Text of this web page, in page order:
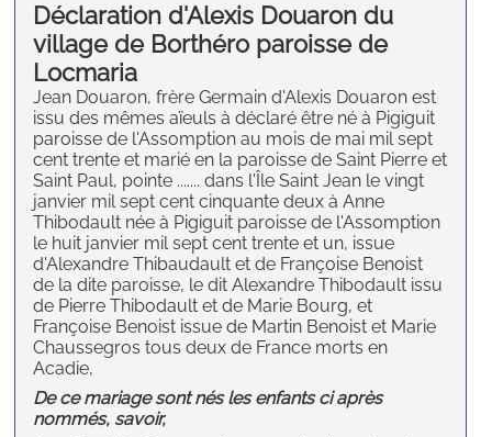
Déclaration d'Alexis Douaron du
village de Borthéro paroisse de
Locmaria
Jean Douaron, frère Germain d'Alexis Douaron est
issu des mêmes aïeuls à déclaré être né à Pigiguit
paroisse de l'Assomption au mois de mai mil sept
cent trente et marié en la paroisse de Saint Pierre et
Saint Paul, pointe ....... dans l'Île Saint Jean le vingt
janvier mil sept cent cinquante deux à Anne
Thibodault née à Pigiguit paroisse de l'Assomption
le huit janvier mil sept cent trente et un, issue
d'Alexandre Thibaudault et de Françoise Benoist
de la dite paroisse, le dit Alexandre Thibodault issu
de Pierre Thibodault et de Marie Bourg, et
Françoise Benoist issue de Martin Benoist et Marie
Chaussegros tous deux de France morts en
Acadie,
De ce mariage sont nés les enfants ci après
nommés, savoir,